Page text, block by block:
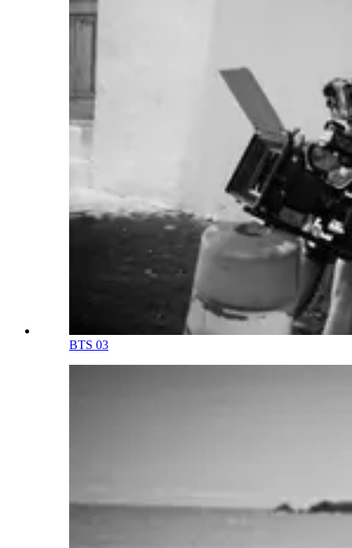
BTS 03